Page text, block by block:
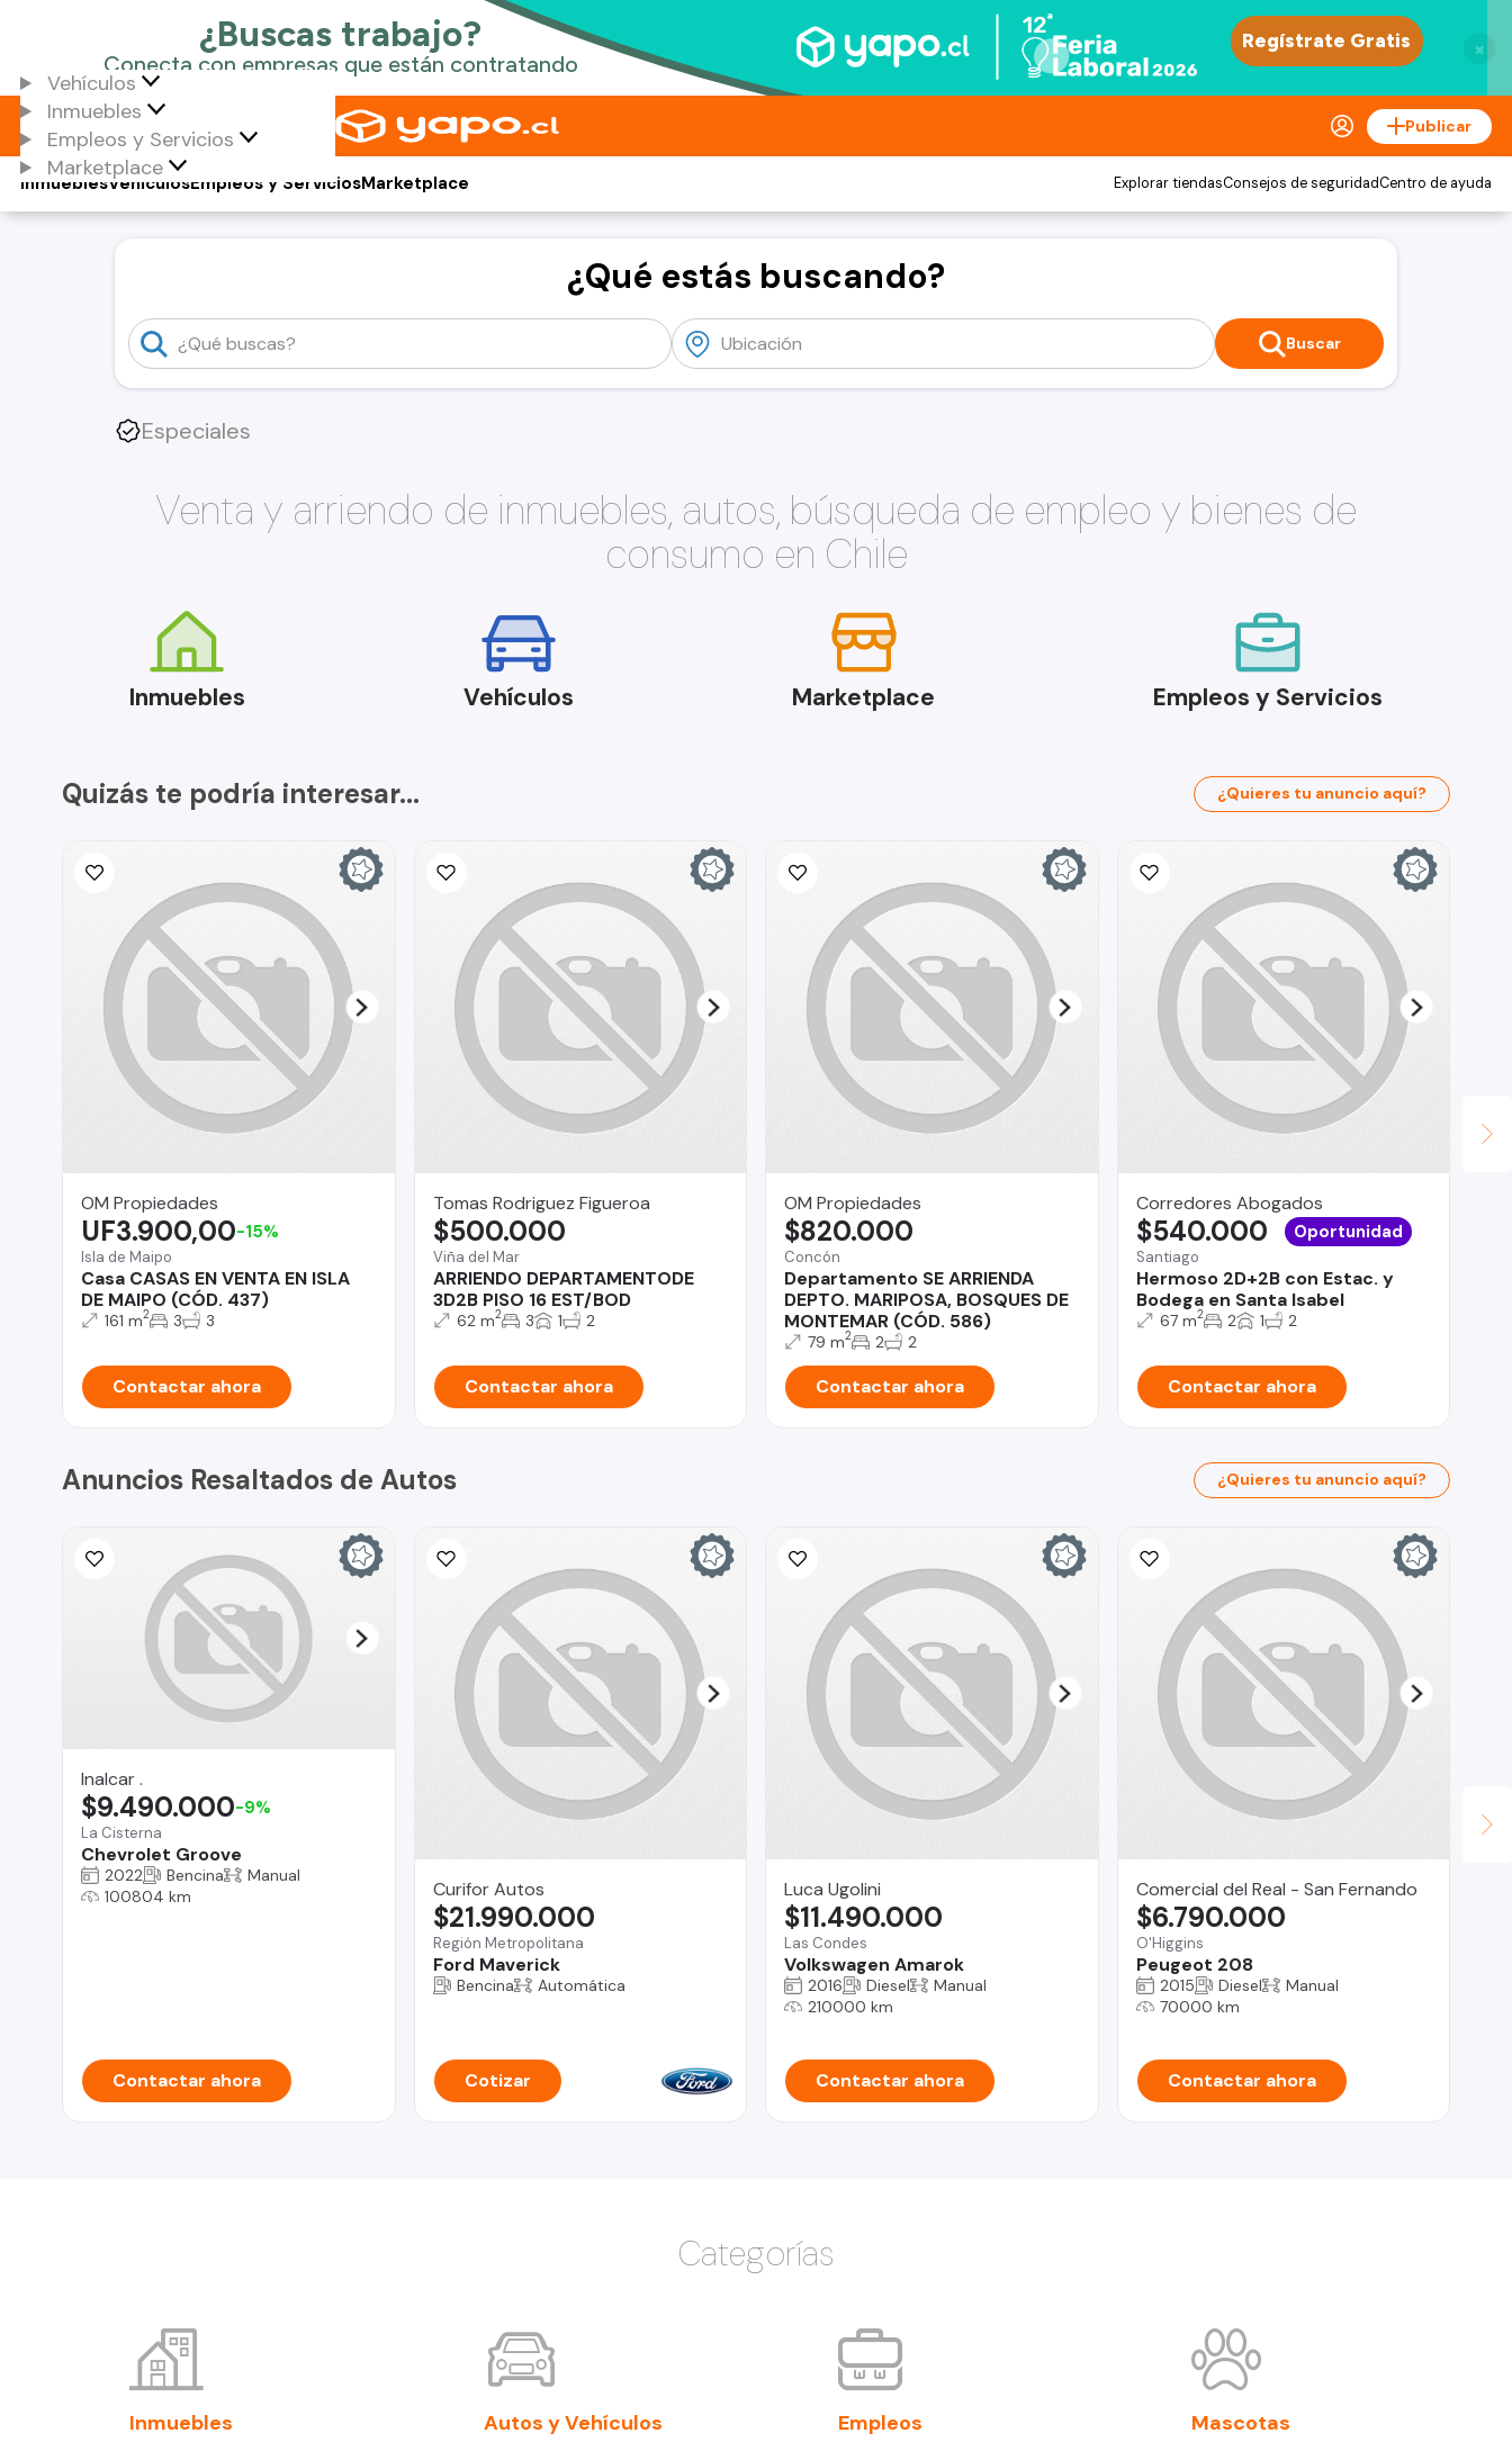
×
Vehículos
Inmuebles
Empleos y Servicios
Marketplace
Publicar
Vehículos
Inmuebles Empleos y ServiciosMarketplace Explorar tiendasConsejos de seguridadCentro de ayuda
¿Qué estás buscando?
Buscar
Especiales
Venta y arriendo de inmuebles, autos, búsqueda de empleo y bienes de
consumo en Chile
Inmuebles Vehículos Marketplace Empleos y Servicios
Quizás te podría interesar... ¿Quieres tu anuncio aquí?
OM Propiedades
Isla de Maipo
Casa CASAS EN VENTA EN ISLA
DE MAIPO (CÓD. 437)
UF3.900,00-15%
161 m2 3 3
Contactar ahora
Tomas Rodriguez Figueroa
Viña del Mar
ARRIENDO DEPARTAMENTODE
3D2B PISO 16 EST/BOD
$500.000
62 m2 3 1 2
Contactar ahora
OM Propiedades
Concón
Departamento SE ARRIENDA
DEPTO. MARIPOSA, BOSQUES DE
MONTEMAR (CÓD. 586)
$820.000
79 m2 2 2
Contactar ahora
Corredores Abogados
Santiago
Hermoso 2D+2B con Estac. y
Bodega en Santa Isabel
$540.000 Oportunidad
67 m2 2 1 2
Contactar ahora
Anuncios Resaltados de Autos ¿Quieres tu anuncio aquí?
Inalcar .
La Cisterna
Chevrolet Groove
$9.490.000-9%
2022 Bencina
Manual
100804 km
Contactar ahora
Curifor Autos
Región Metropolitana
Ford Maverick
$21.990.000
Bencina Automática
Cotizar
Luca Ugolini
Las Condes
Volkswagen Amarok
$11.490.000
2016 Diesel
Manual
210000 km
Contactar ahora
Comercial del Real - San Fernando
O'Higgins
Peugeot 208
$6.790.000
2015 Diesel
Manual
70000 km
Contactar ahora
Categorías
Inmuebles Autos y Vehículos Empleos Mascotas